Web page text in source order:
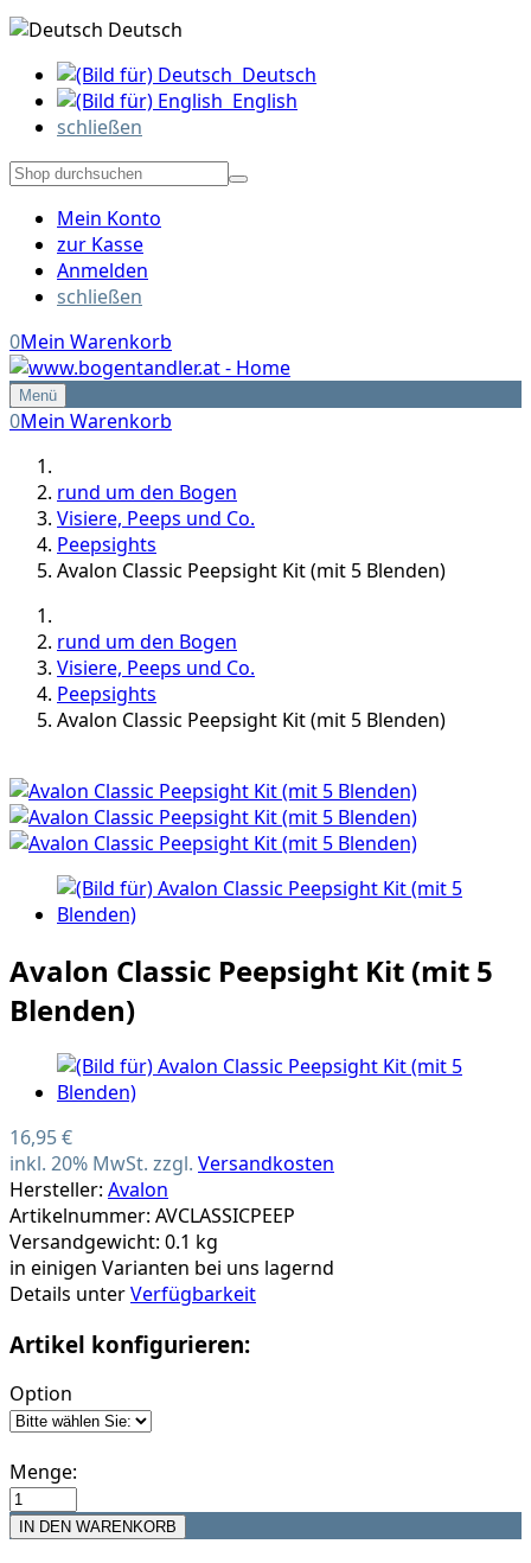
Deutsch
Deutsch
English
schließen
Mein Konto
zur Kasse
Anmelden
schließen
0Mein Warenkorb
Menü
0Mein Warenkorb
rund um den Bogen
Visiere, Peeps und Co.
Peepsights
Avalon Classic Peepsight Kit (mit 5 Blenden)
rund um den Bogen
Visiere, Peeps und Co.
Peepsights
Avalon Classic Peepsight Kit (mit 5 Blenden)
Avalon Classic Peepsight Kit (mit 5
Blenden)
16,95 €
inkl. 20% MwSt. zzgl. Versandkosten
Hersteller: Avalon
Artikelnummer: AVCLASSICPEEP
Versandgewicht: 0.1 kg
in einigen Varianten bei uns lagernd
Details unterVerfügbarkeit
Artikel konfigurieren:
Option
Menge: